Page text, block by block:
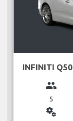
INFINITI Q50
group
5
miscellaneous_services